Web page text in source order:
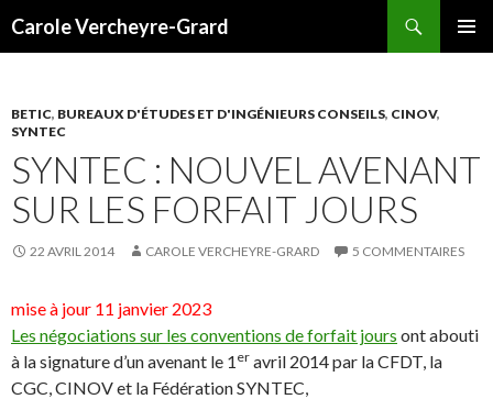
Carole Vercheyre-Grard
BETIC, BUREAUX D'ÉTUDES ET D'INGÉNIEURS CONSEILS, CINOV,
SYNTEC
SYNTEC : NOUVEL AVENANT
SUR LES FORFAIT JOURS
22 AVRIL 2014 CAROLE VERCHEYRE-GRARD 5 COMMENTAIRES
mise à jour 11 janvier 2023
Les négociations sur les conventions de forfait jours ont abouti
à la signature d’un avenant le 1 er avril 2014 par la CFDT, la
CGC, CINOV et la Fédération SYNTEC,